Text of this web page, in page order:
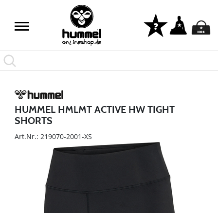
HUMMEL HMLMT ACTIVE HW TIGHT
SHORTS
Art.Nr.: 219070-2001-XS